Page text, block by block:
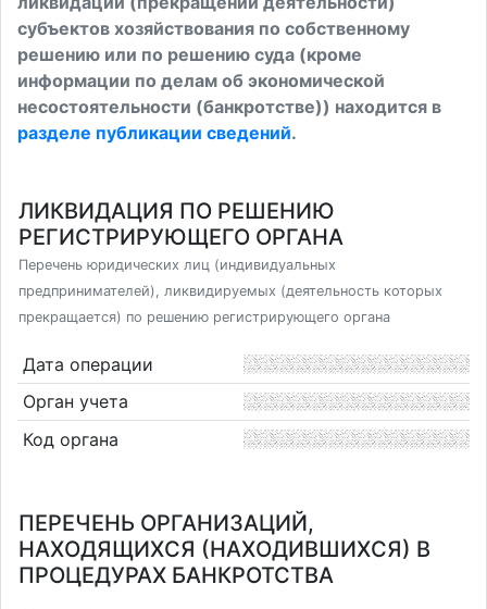
субъектов хозяйствования по собственному
решению или по решению суда (кроме
информации по делам об экономической
несостоятельности (банкротстве)) находится в
разделе публикации сведений.
ЛИКВИДАЦИЯ ПО РЕШЕНИЮ
РЕГИСТРИРУЮЩЕГО ОРГАНА
Перечень юридических лиц (индивидуальных
предпринимателей), ликвидируемых (деятельность которых
прекращается) по решению регистрирующего органа
Дата операции
Орган учета
Код органа
ПЕРЕЧЕНЬ ОРГАНИЗАЦИЙ,
НАХОДЯЩИХСЯ (НАХОДИВШИХСЯ) В
ПРОЦЕДУРАХ БАНКРОТСТВА